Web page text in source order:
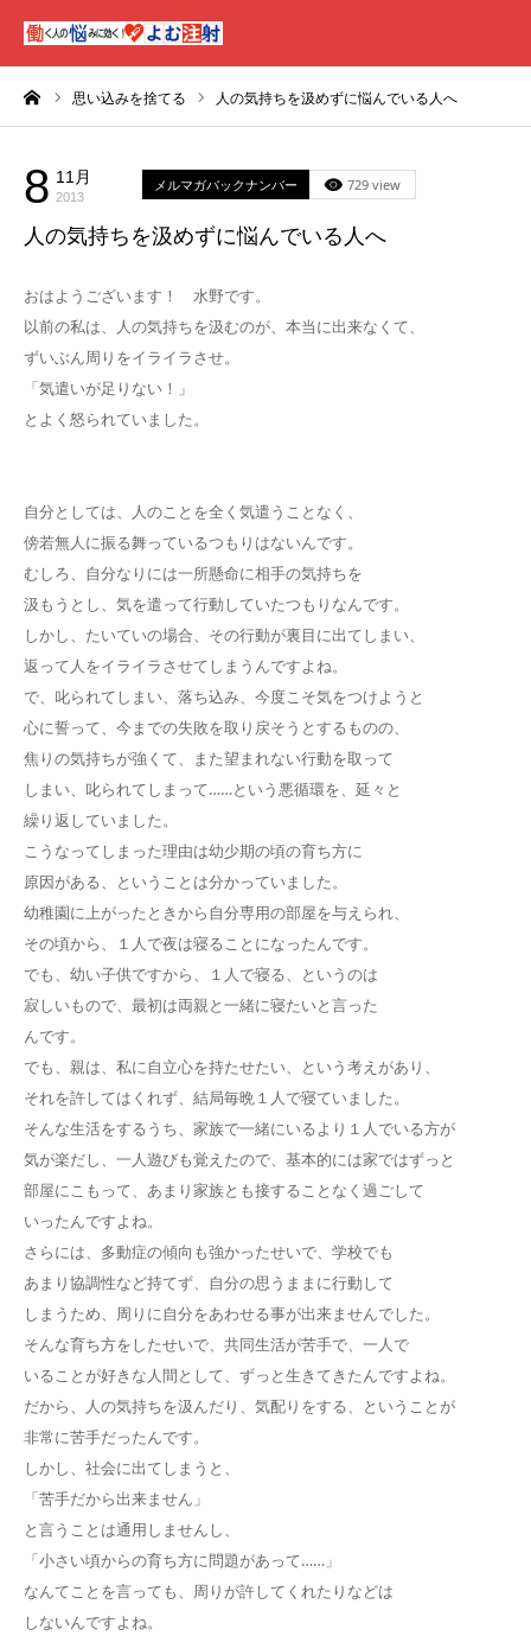
思い込みを捨てる 人の気持ちを汲めずに悩んでいる人へ
8 11月
2013
メルマガバックナンバー 729 view
人の気持ちを汲めずに悩んでいる人へ
おはようございます！ 水野です。
以前の私は、人の気持ちを汲むのが、本当に出来なくて、
ずいぶん周りをイライラさせ。
「気遣いが足りない！」
とよく怒られていました。
自分としては、人のことを全く気遣うことなく、
傍若無人に振る舞っているつもりはないんです。
むしろ、自分なりには一所懸命に相手の気持ちを
汲もうとし、気を遣って行動していたつもりなんです。
しかし、たいていの場合、その行動が裏目に出てしまい、
返って人をイライラさせてしまうんですよね。
で、叱られてしまい、落ち込み、今度こそ気をつけようと
心に誓って、今までの失敗を取り戻そうとするものの、
焦りの気持ちが強くて、また望まれない行動を取って
しまい、叱られてしまって……という悪循環を、延々と
繰り返していました。
こうなってしまった理由は幼少期の頃の育ち方に
原因がある、ということは分かっていました。
幼稚園に上がったときから自分専用の部屋を与えられ、
その頃から、１人で夜は寝ることになったんです。
でも、幼い子供ですから、１人で寝る、というのは
寂しいもので、最初は両親と一緒に寝たいと言った
んです。
でも、親は、私に自立心を持たせたい、という考えがあり、
それを許してはくれず、結局毎晩１人で寝ていました。
そんな生活をするうち、家族で一緒にいるより１人でいる方が
気が楽だし、一人遊びも覚えたので、基本的には家ではずっと
部屋にこもって、あまり家族とも接することなく過ごして
いったんですよね。
さらには、多動症の傾向も強かったせいで、学校でも
あまり協調性など持てず、自分の思うままに行動して
しまうため、周りに自分をあわせる事が出来ませんでした。
そんな育ち方をしたせいで、共同生活が苦手で、一人で
いることが好きな人間として、ずっと生きてきたんですよね。
だから、人の気持ちを汲んだり、気配りをする、ということが
非常に苦手だったんです。
しかし、社会に出てしまうと、
「苦手だから出来ません」
と言うことは通用しませんし、
「小さい頃からの育ち方に問題があって……」
なんてことを言っても、周りが許してくれたりなどは
しないんですよね。